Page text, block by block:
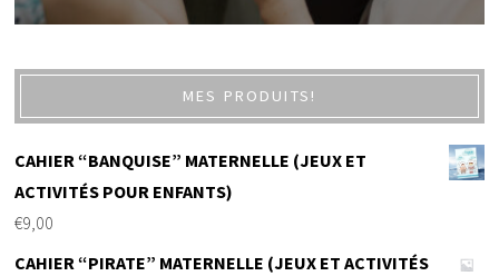
MES PRODUITS!
CAHIER “BANQUISE” MATERNELLE (JEUX ET
ACTIVITÉS POUR ENFANTS)
€9,00
CAHIER “PIRATE” MATERNELLE (JEUX ET ACTIVITÉS